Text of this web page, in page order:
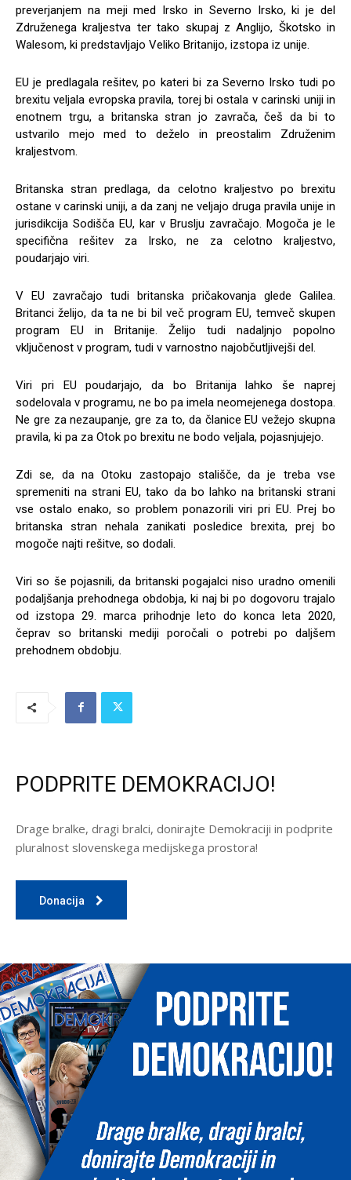
preverjanjem na meji med Irsko in Severno Irsko, ki je del
Združenega kraljestva ter tako skupaj z Anglijo, Škotsko in
Walesom, ki predstavljajo Veliko Britanijo, izstopa iz unije.
EU je predlagala rešitev, po kateri bi za Severno Irsko tudi po
brexitu veljala evropska pravila, torej bi ostala v carinski uniji in
enotnem trgu, a britanska stran jo zavrača, češ da bi to
ustvarilo mejo med to deželo in preostalim Združenim
kraljestvom.
Britanska stran predlaga, da celotno kraljestvo po brexitu
ostane v carinski uniji, a da zanj ne veljajo druga pravila unije in
jurisdikcija Sodišča EU, kar v Bruslju zavračajo. Mogoča je le
specifična rešitev za Irsko, ne za celotno kraljestvo,
poudarjajo viri.
V EU zavračajo tudi britanska pričakovanja glede Galilea.
Britanci želijo, da ta ne bi bil več program EU, temveč skupen
program EU in Britanije. Želijo tudi nadaljnjo popolno
vključenost v program, tudi v varnostno najobčutljivejši del.
Viri pri EU poudarjajo, da bo Britanija lahko še naprej
sodelovala v programu, ne bo pa imela neomejenega dostopa.
Ne gre za nezaupanje, gre za to, da članice EU vežejo skupna
pravila, ki pa za Otok po brexitu ne bodo veljala, pojasnjujejo.
Zdi se, da na Otoku zastopajo stališče, da je treba vse
spremeniti na strani EU, tako da bo lahko na britanski strani
vse ostalo enako, so problem ponazorili viri pri EU. Prej bo
britanska stran nehala zanikati posledice brexita, prej bo
mogoče najti rešitve, so dodali.
Viri so še pojasnili, da britanski pogajalci niso uradno omenili
podaljšanja prehodnega obdobja, ki naj bi po dogovoru trajalo
od izstopa 29. marca prihodnje leto do konca leta 2020,
čeprav so britanski mediji poročali o potrebi po daljšem
prehodnem obdobju.
PODPRITE DEMOKRACIJO!
Drage bralke, dragi bralci, donirajte Demokraciji in podprite
pluralnost slovenskega medijskega prostora!
Donacija